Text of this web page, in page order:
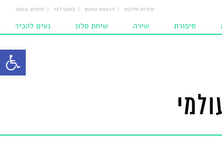
פתח
חיפוש באתר כתבו לנו הוצאת טוטם אודות סלונט
נעים להכיר
שיחת סלון
שירה
סיפורת